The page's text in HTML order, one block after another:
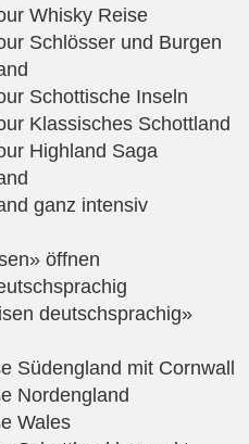
Whisky Reise
Schlösser und Burgen
Schottische Inseln
Klassisches Schottland
Highland Saga
ganz intensiv
öffnen
deutschsprachig»
Südengland mit Cornwall
Nordengland
Wales